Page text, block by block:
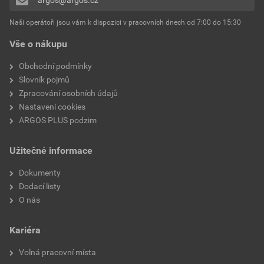
Přidávat hodnocení může pouze přihlášený uživatel.
Vše o nákupu
Obchodní podmínky
Slovník pojmů
Zpracování osobních údajů
Nastavení cookies
ARGOS PLUS podzim
Užitečné informace
Dokumenty
Dodací listy
O nás
Kariéra
Volná pracovní místa
Naši operátoři jsou vám k dispozici v pracovních dnech od 7:00 do 15:30